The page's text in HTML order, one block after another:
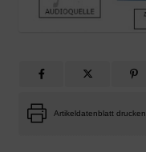
Artikeldatenblatt drucken